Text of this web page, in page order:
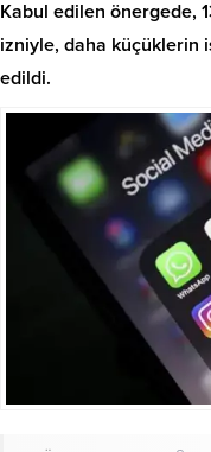
Kabul edilen önergede,
izniyle, daha küçüklerin
edildi.